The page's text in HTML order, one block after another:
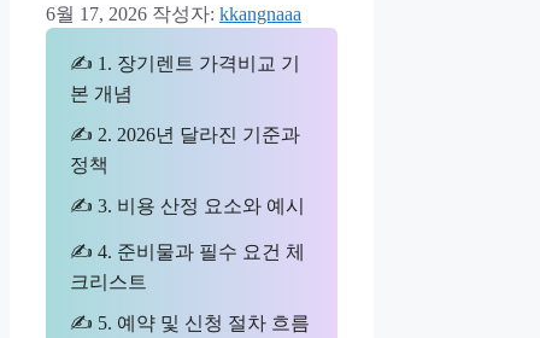
6월 17, 2026 작성자: kkangnaaa
✍ 1. 장기렌트 가격비교 기
본 개념
✍ 2. 2026년 달라진 기준과
정책
✍ 3. 비용 산정 요소와 예시
✍ 4. 준비물과 필수 요건 체
크리스트
✍ 5. 예약 및 신청 절차 흐름